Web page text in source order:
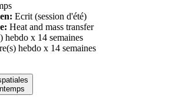
Ecrit (session d'été)
Heat and mass transfer
hebdo x 14 semaines
hebdo x 14 semaines
printemps